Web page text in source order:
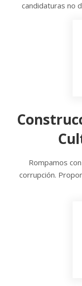
candidaturas no
Rompamos
corrupción.